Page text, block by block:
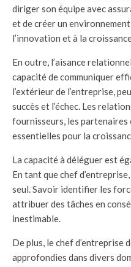
diriger son équipe avec
et de créer un
l’innovation et à la
En outre, l’aisance
capacité de communiquer
l’extérieur de l’entreprise,
succès et l’échec. Les
fournisseurs, les partenaires
essentielles pour la
La capacité à déléguer est
En tant que chef
seul. Savoir identifier les
attribuer des tâches en
inestimable.
De plus, le chef d’entreprise
approfondies dans divers